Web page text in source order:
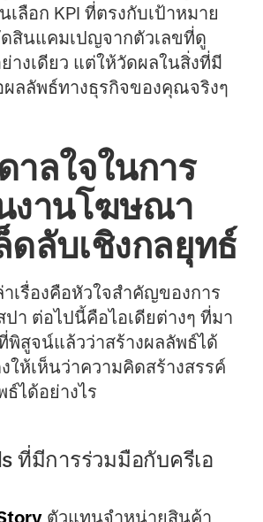
เลือก KPI ที่ตรงกับเป้าหมาย
สินแคมเปญจากตัวเลขที่ดู
างเดียว แต่ให้วัดผลในสิ่งที่มี
ลลัพธ์ทางธุรกิจของคุณจริงๆ
าลใจในการ
งานโฆษณา
ดลับเชิงกลยุทธ์
เรื่องคือหัวใจสำคัญของการ
า ต่อไปนี้คือไอเดียต่างๆ ที่มา
พิสูจน์แล้วว่าสร้างผลลัพธ์ได้
ให้เห็นว่าความคิดสร้างสรรค์
ได้อย่างไร
ที่มีการร่วมมือกับครีเอ
ตัวแทนจำหน่ายสินค้า